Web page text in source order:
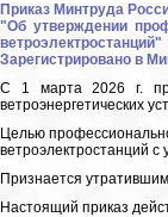
Приказ Минтруда
"Об утверждении
ветроэлектростанций"
Зарегистрировано в
С 1 марта 2026 г.
ветроэнергетических
Целью
ветроэлектростанций с
Признается
Настоящий приказ